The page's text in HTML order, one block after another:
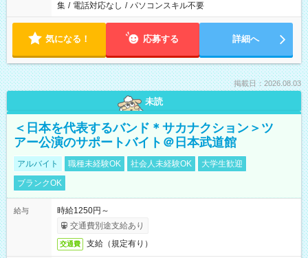
集 / 電話対応なし / パソコンスキル不要
気になる！ 応募する 詳細へ
掲載日：2026.08.03
未読
＜日本を代表するバンド＊サカナクション＞ツ
アー公演のサポートバイト＠日本武道館
アルバイト 職種未経験OK 社会人未経験OK
大学生歓迎
ブランクOK
給与
時給1250円～
交通費別途支給あり
交通費 支給（規定有り）